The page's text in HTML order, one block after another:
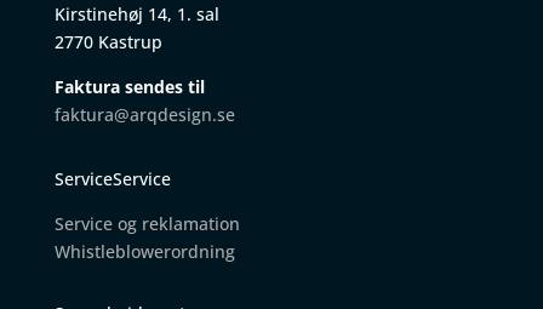
Kirstinehøj 14, 1. sal
2770 Kastrup
Faktura sendes til
faktura@arqdesign.se
ServiceService
Service og reklamation
Whistleblowerordning